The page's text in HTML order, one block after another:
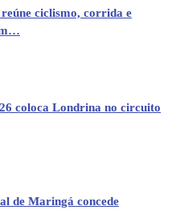
ciclismo, corrida e
coloca Londrina no circuito
de Maringá concede